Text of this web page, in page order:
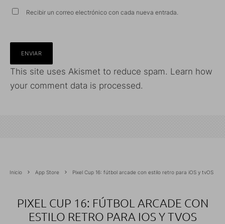
Recibir un correo electrónico con cada nueva entrada.
This site uses Akismet to reduce spam. Learn how
your comment data is processed.
Inicio App Store Pixel Cup 16: fútbol arcade con estilo retro para iOS y tvOS
PIXEL CUP 16: FÚTBOL ARCADE CON
ESTILO RETRO PARA IOS Y TVOS